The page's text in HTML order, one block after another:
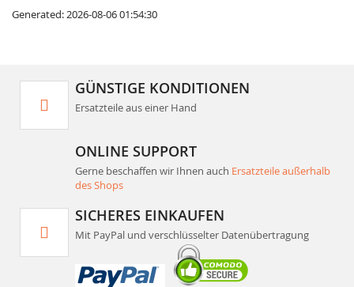
Generated: 2026-08-06 01:54:30
GÜNSTIGE KONDITIONEN
Ersatzteile aus einer Hand
ONLINE SUPPORT
Gerne beschaffen wir Ihnen auch Ersatzteile außerhalb
des Shops
SICHERES EINKAUFEN
Mit PayPal und verschlüsselter Datenübertragung